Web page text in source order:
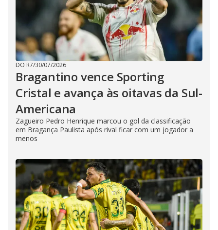
DO R7/30/07/2026
Bragantino vence Sporting
Cristal e avança às oitavas da Sul-
Americana
Zagueiro Pedro Henrique marcou o gol da classificação
em Bragança Paulista após rival ficar com um jogador a
menos